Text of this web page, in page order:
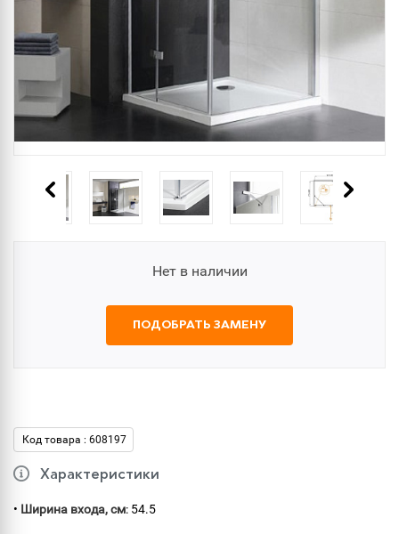
Нет в наличии
ПОДОБРАТЬ ЗАМЕНУ
Код товара : 608197
Характеристики
• Ширина входа, см: 54.5